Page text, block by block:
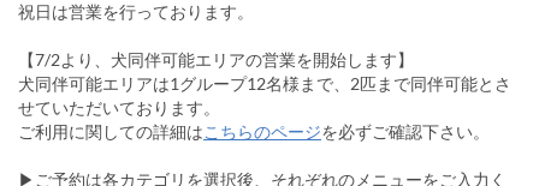
祝日は営業を行っております。
【7/2より、犬同伴可能エリアの営業を開始します】
犬同伴可能エリアは1グループ12名様まで、2匹まで同伴可能とさ
せていただいております。
ご利用に関しての詳細はこちらのページを必ずご確認下さい。
▶ご予約は各カテゴリを選択後、それぞれのメニューをご入力く